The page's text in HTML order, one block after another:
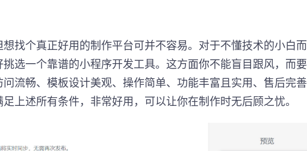
找个真正好用的制作平台可并不容易。对于不懂技术的小白而
选一个靠谱的小程序开发工具。这方面你不能盲目跟风，而要
流畅、模板设计美观、操作简单、功能丰富且实用、售后完善
足上述所有条件，非常好用，可以让你在制作时无后顾之忧。